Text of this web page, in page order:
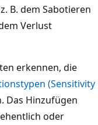
B. dem Sabotieren
Verlust
erkennen, die
(Sensitivity
Das Hinzufügen
oder